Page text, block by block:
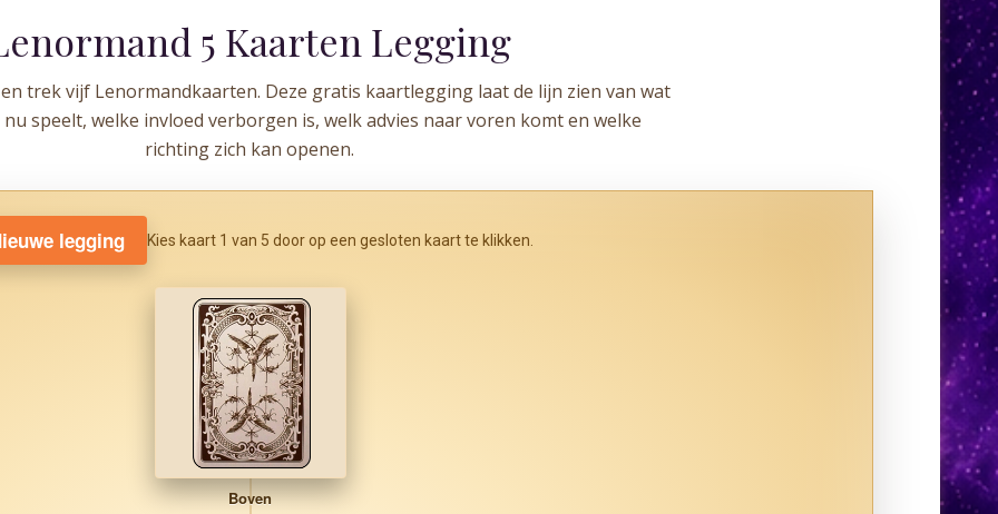
5 Kaarten Legging
trek vijf Lenormandkaarten. Deze gratis kaartlegging laat de lijn zien van wat
speelt, welke invloed verborgen is, welk advies naar voren komt en welke
richting zich kan openen.
legging Kies kaart 1 van 5 door op een gesloten kaart te klikken.
Boven